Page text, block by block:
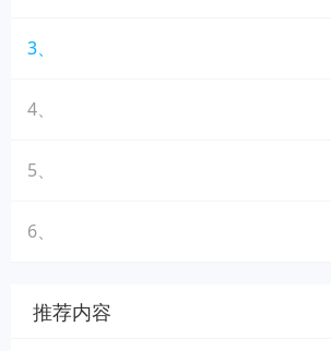
3、
4、
5、
6、
推荐内容